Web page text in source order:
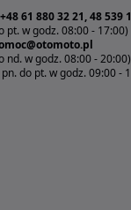
61 880 32 21, 48 539
pt. w godz. 08:00 - 17:00)
nd. w godz. 08:00 - 20:00)
do pt. w godz. 09:00 -